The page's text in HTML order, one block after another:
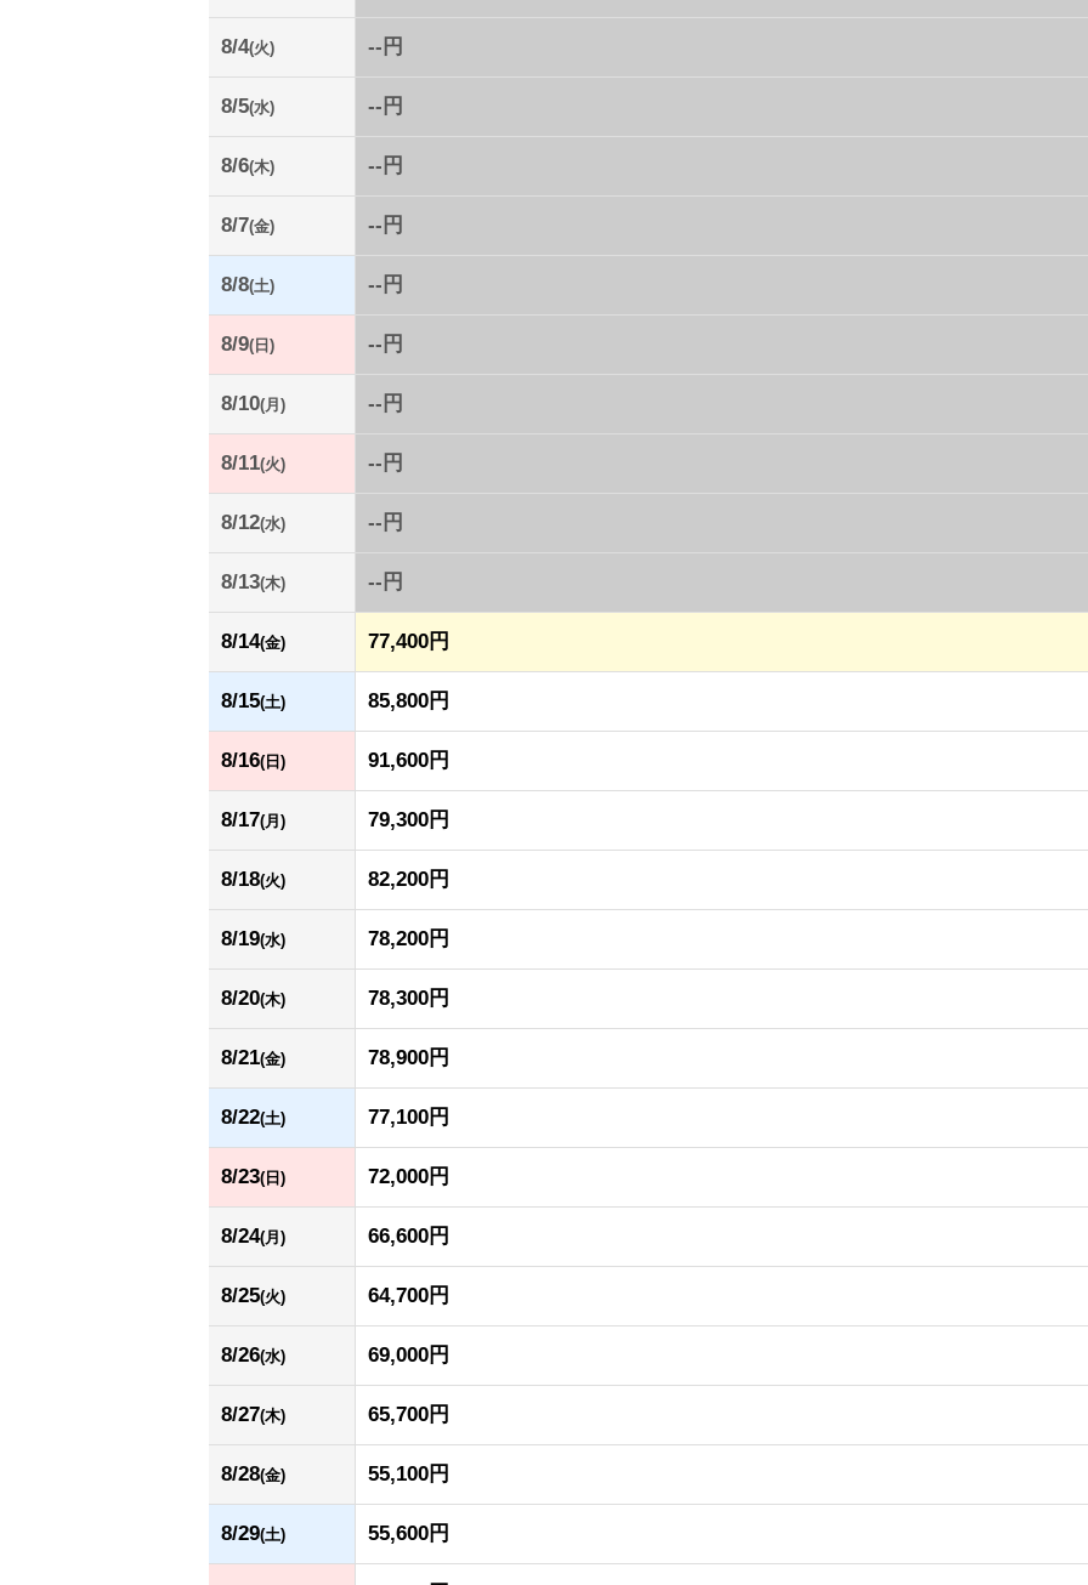
8/4(火) --円
8/5(水) --円
8/6(木) --円
8/7(金) --円
8/8(土) --円
8/9(日) --円
8/10(月) --円
8/11(火) --円
8/12(水) --円
8/13(木) --円
8/14(金) 77,400円
8/15(土) 85,800円
8/16(日) 91,600円
8/17(月) 79,300円
8/18(火) 82,200円
8/19(水) 78,200円
8/20(木) 78,300円
8/21(金) 78,900円
8/22(土) 77,100円
8/23(日) 72,000円
8/24(月) 66,600円
8/25(火) 64,700円
8/26(水) 69,000円
8/27(木) 65,700円
8/28(金) 55,100円
8/29(土) 55,600円